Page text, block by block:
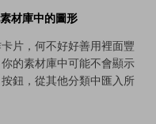
材庫中的圖形
片，何不好好善用裡面豐
的素材庫中可能不會顯示
鈕，從其他分類中匯入所